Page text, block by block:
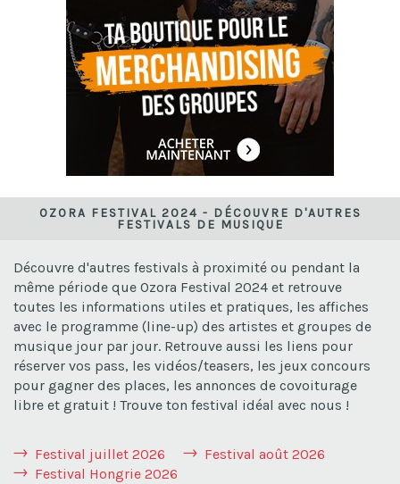
OZORA FESTIVAL 2024 - DÉCOUVRE D'AUTRES
FESTIVALS DE MUSIQUE
Découvre d'autres festivals à proximité ou pendant la
même période que Ozora Festival 2024 et retrouve
toutes les informations utiles et pratiques, les affiches
avec le programme (line-up) des artistes et groupes de
musique jour par jour. Retrouve aussi les liens pour
réserver vos pass, les vidéos/teasers, les jeux concours
pour gagner des places, les annonces de covoiturage
libre et gratuit ! Trouve ton festival idéal avec nous !
Festival juillet 2026
Festival août 2026
Festival Hongrie 2026